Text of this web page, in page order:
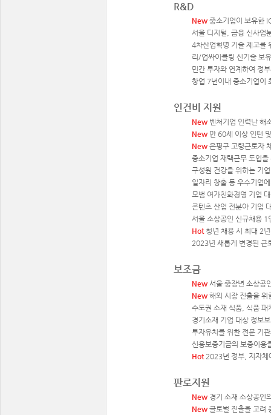
R&D
New중소기업이 보유한
서울 디지털, 금융 신사업
4차산업혁명 기술 제고를
리/업싸이클링 신기술 보
민간 투자와 연계하여 정
창업 7년이내 중소기업이
인건비 지원
New 벤처기업 인력난 해
New 만 60세 이상 인턴
New 은평구 고령근로자
중소기업 재택근무 도입
구성원 건강을 위하는 기
일자리 창출 등 우수기업
모범 여가친화경영 기업
콘텐츠 산업 전분야 기업
서울 소상공인 신규채용
Hot 청년 채용 시 최대 2
2023년 새롭게 변경된
보조금
New서울 중장년 소상공
New해외 시장 진출을
수도권 소재 식품, 식품
경기소재 기업 대상 정보
투자유치를 위한 전문 기
신용보증기금의 보증이
Hot 2023년 정부, 지자체
판로지원
New 경기 소재 소상공인
New 글로벌 진출을 고려